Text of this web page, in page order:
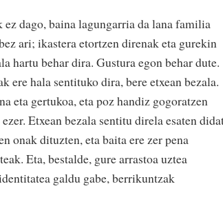
dago, baina lagungarria da lana familia
ari; ikastera etortzen direnak eta gurekin
hartu behar dira. Gustura egon behar dute.
ere hala sentituko dira, bere etxean bezala.
eta gertukoa, eta poz handiz gogoratzen
Etxean bezala sentitu direla esaten
onak dituzten, eta baita ere zer pena
Eta, bestalde, gure arrastoa uztea
galdu gabe, berrikuntzak